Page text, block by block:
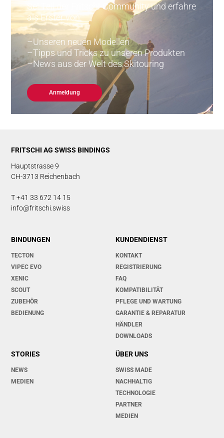
Sei Teil der Fritschi-Community und erfahre
als Erster von:
Unseren neuen Modellen
Tipps und Tricks zu unseren Produkten
News aus der Welt des Skitouring
Anmeldung
FRITSCHI AG SWISS BINDINGS
Hauptstrasse 9
CH-3713 Reichenbach
T +41 33 672 14 15
info@fritschi.swiss
BINDUNGEN
TECTON
VIPEC EVO
XENIC
SCOUT
ZUBEHÖR
BEDIENUNG
KUNDENDIENST
KONTAKT
REGISTRIERUNG
FAQ
KOMPATIBILITÄT
PFLEGE UND WARTUNG
GARANTIE & REPARATUR
HÄNDLER
DOWNLOADS
STORIES
NEWS
MEDIEN
ÜBER UNS
SWISS MADE
NACHHALTIG
TECHNOLOGIE
PARTNER
MEDIEN